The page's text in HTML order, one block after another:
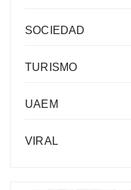
SOCIEDAD
TURISMO
UAEM
VIRAL